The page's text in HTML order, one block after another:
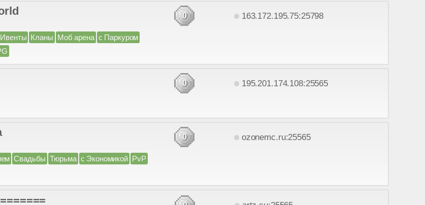
0 163.172.195.75:25798
Ивенты Кланы Моб арена с Паркуром
0 195.201.174.108:25565
0 ozonemc.ru:25565
Свадьбы Тюрьма с Экономикой PvP